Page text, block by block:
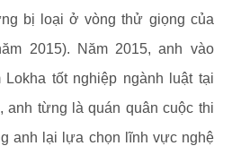
bị loại ở vòng thử giọng của
2015). Năm 2015, anh vào
tốt nghiệp ngành luật tại
từng là quán quân cuộc thi
anh lại lựa chọn lĩnh vực nghệ